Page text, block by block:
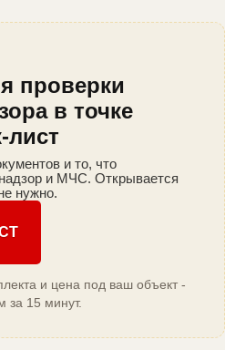
проверки
в точке
лист
и то, что
и МЧС. Открывается
нужно.
и цена под ваш объект -
за 15 минут.